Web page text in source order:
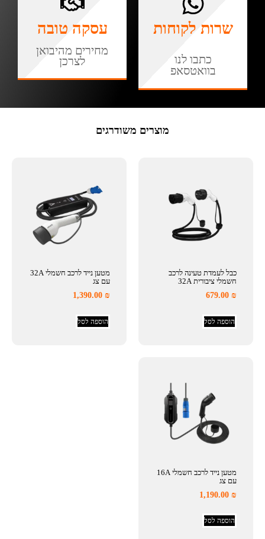
שרות לקוחות
כתבו לנו
בוואטסאפ
עסקה טובה
מחירים מהיבואן
לצרכן
מוצרים משודרגים
כבל לעמדת טעינה לרכב
חשמלי ציבורית 32A
679.00₪
הוספה לסל
מטען נייד לרכב חשמלי 32A
עם צג
1,390.00₪
הוספה לסל
מטען נייד לרכב חשמלי 16A
עם צג
1,190.00₪
הוספה לסל